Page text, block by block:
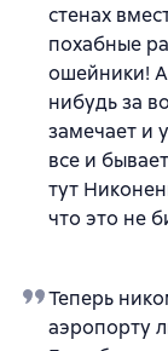
стенах
похабные
ошейники!
нибудь за
замечает и
все и
тут
что это не
Теперь
аэропорту